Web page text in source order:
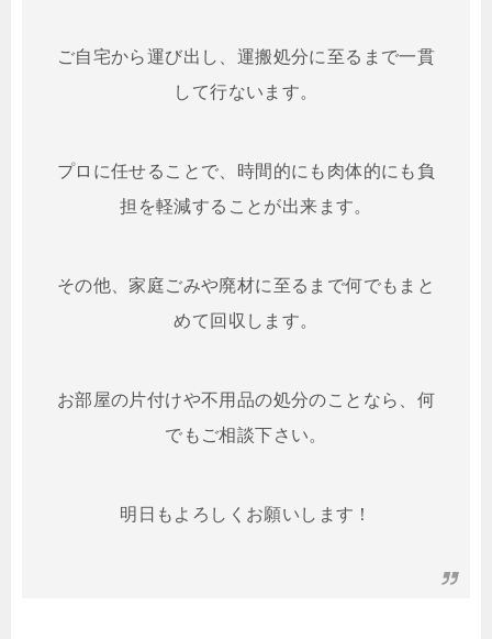
ご自宅から運び出し、運搬処分に至るまで一貫
して行ないます。
プロに任せることで、時間的にも肉体的にも負
担を軽減することが出来ます。
その他、家庭ごみや廃材に至るまで何でもまと
めて回収します。
お部屋の片付けや不用品の処分のことなら、何
でもご相談下さい。
明日もよろしくお願いします！